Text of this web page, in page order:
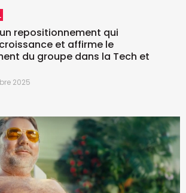
repositionnement qui
et affirme le
du groupe dans la Tech et
2025